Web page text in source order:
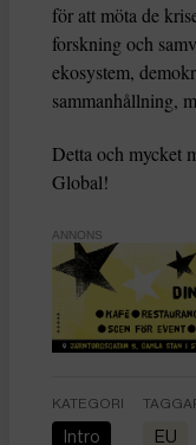
för att möta de
forskning och
ekosystem,
sammanhållning,
Detta och mycket
Global!
ANNONS
KATEGORI
Intro EU